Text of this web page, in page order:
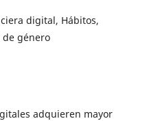
digital, Hábitos,
de género
adquieren mayor